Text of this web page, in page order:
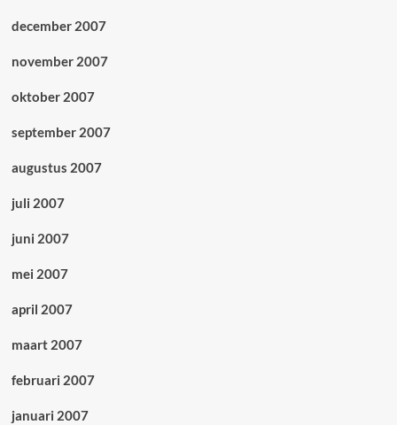
december 2007
november 2007
oktober 2007
september 2007
augustus 2007
juli 2007
juni 2007
mei 2007
april 2007
maart 2007
februari 2007
januari 2007